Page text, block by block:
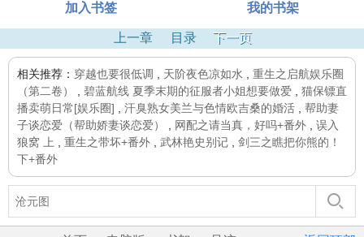
加入书签 我的书架
上一章 目录 下一页
相关推荐： 穿越也要很低调 天阶夜色凉如水
重生之启航娱乐圈
（第二卷）
碧蓝航线 夏季末期的征服者小姐想要做爱
猫保镖直
播卖萌日常[娱乐圈]
汗臭熟女美兰与色情欧吉桑的婚活
帮助妻
子谈恋爱（帮助娇妻谈恋爱）
网配之请当真，好吗+番外
误入
狼窝 上
重生之带坏+番外 武林艳史别记
剑三之瞧把你熊的！
下+番外